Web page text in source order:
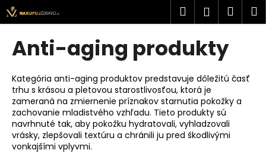
Prejsť
na
obsah
Hľadať
Anti-aging produkty
Kategória anti-aging produktov predstavuje dôležitú časť
trhu s krásou a pletovou starostlivosťou, ktorá je
zameraná na zmiernenie príznakov starnutia pokožky a
zachovanie mladistvého vzhľadu. Tieto produkty sú
navrhnuté tak, aby pokožku hydratovali, vyhladzovali
vrásky, zlepšovali textúru a chránili ju pred škodlivými
vonkajšími vplyvmi.
K
o
o
p
o
t
r